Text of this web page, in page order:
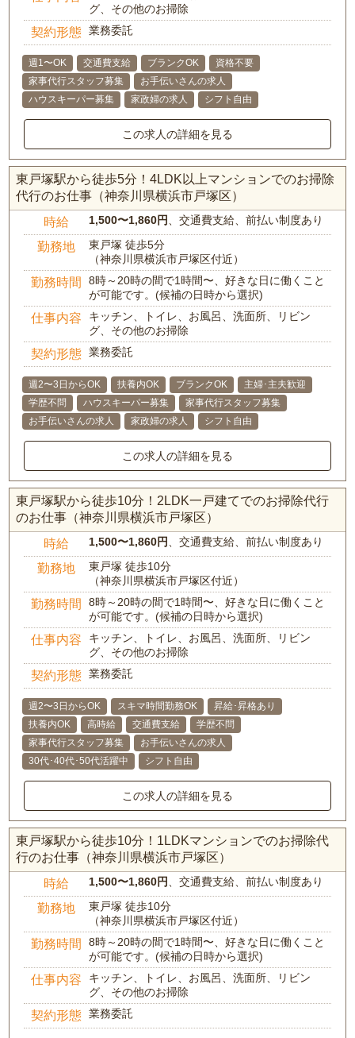
グ、その他のお掃除
契約形態 業務委託
週1〜OK 交通費支給 ブランクOK
資格不要
家事代行スタッフ募集
お手伝いさんの求人
ハウスキーパー募集
家政婦の求人 シフト自由
この求人の詳細を見る
東戸塚駅から徒歩5分！4LDK以上マンションでのお掃除
代行のお仕事（神奈川県横浜市戸塚区）
時給 1,500〜1,860円 、交通費支給、前払い制度あり
勤務地
東戸塚 徒歩5分
（神奈川県横浜市戸塚区付近）
勤務時間
8時～20時の間で1時間〜、好きな日に働くこと
が可能です。(候補の日時から選択)
仕事内容
キッチン、トイレ、お風呂、洗面所、リビン
グ、その他のお掃除
契約形態 業務委託
週2〜3日からOK 扶養内OK ブランクOK
主婦･主夫歓迎
学歴不問
ハウスキーパー募集
家事代行スタッフ募集
お手伝いさんの求人
家政婦の求人 シフト自由
この求人の詳細を見る
東戸塚駅から徒歩10分！2LDK一戸建てでのお掃除代行
のお仕事（神奈川県横浜市戸塚区）
時給 1,500〜1,860円 、交通費支給、前払い制度あり
勤務地
東戸塚 徒歩10分
（神奈川県横浜市戸塚区付近）
勤務時間
8時～20時の間で1時間〜、好きな日に働くこと
が可能です。(候補の日時から選択)
仕事内容
キッチン、トイレ、お風呂、洗面所、リビン
グ、その他のお掃除
契約形態 業務委託
週2〜3日からOK スキマ時間勤務OK
昇給･昇格あり
扶養内OK
高時給 交通費支給
学歴不問
家事代行スタッフ募集
お手伝いさんの求人
30代･40代･50代活躍中
シフト自由
この求人の詳細を見る
東戸塚駅から徒歩10分！1LDKマンションでのお掃除代
行のお仕事（神奈川県横浜市戸塚区）
時給 1,500〜1,860円 、交通費支給、前払い制度あり
勤務地
東戸塚 徒歩10分
（神奈川県横浜市戸塚区付近）
勤務時間
8時～20時の間で1時間〜、好きな日に働くこと
が可能です。(候補の日時から選択)
仕事内容
キッチン、トイレ、お風呂、洗面所、リビン
グ、その他のお掃除
契約形態 業務委託